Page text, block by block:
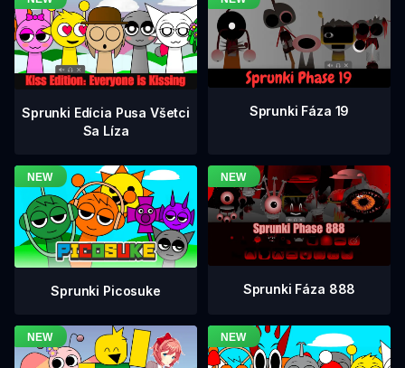
Sprunki Edícia Pusa Všetci
Sa Líza
Sprunki Fáza 19
Sprunki Picosuke Sprunki Fáza 888